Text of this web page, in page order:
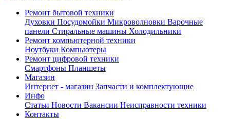
Ремонт бытовой техники
Духовки Посудомойки Микроволновки Варочные
панели Стиральные машины Холодильники
Ремонт компьютерной техники
Ноутбуки Компьютеры
Ремонт цифровой техники
Смартфоны Планшеты
Магазин
Интернет - магазин Запчасти и комплектующие
Инфо
Статьи Новости Вакансии Неисправности техники
Контакты